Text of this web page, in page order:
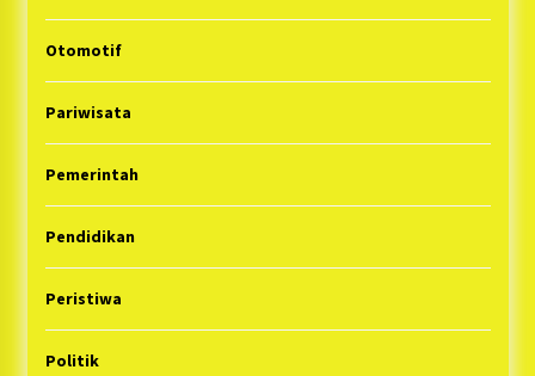
Otomotif
Pariwisata
Pemerintah
Pendidikan
Peristiwa
Politik